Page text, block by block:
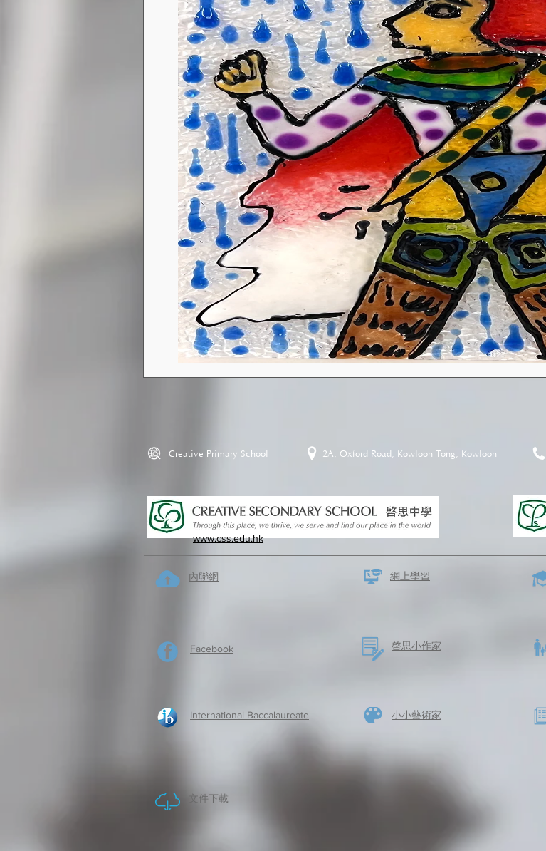
Creative Primary School 2A, Oxford Road, Kowloon Tong, Kowloon
www.css.edu.hk
內聯網
Facebook
International Baccalaureate
​文件下載
網上學習
啓思​小作家
​小小藝術家